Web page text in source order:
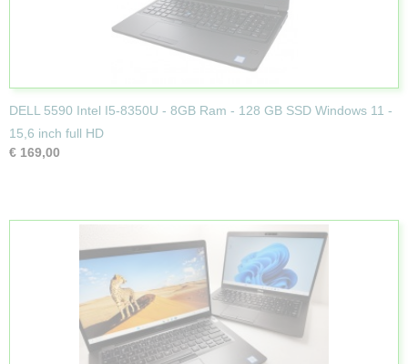
DELL 5590 Intel I5-8350U - 8GB Ram - 128 GB SSD Windows 11 -
15,6 inch full HD
€ 169,00